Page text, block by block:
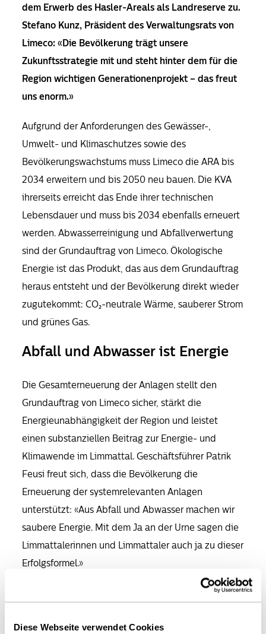
Diese Webseite verwendet Cookies
dem Erwerb des Hasler-Areals als Landreserve zu.
Stefano Kunz, Präsident des Verwaltungsrats von
Limeco: «Die Bevölkerung trägt unsere
Zukunftsstrategie mit und steht hinter dem für die
Region wichtigen Generationenprojekt – das freut
uns enorm.»
Aufgrund der Anforderungen des Gewässer-,
Umwelt- und Klimaschutzes sowie des
Bevölkerungswachstums muss Limeco die ARA bis
2034 erweitern und bis 2050 neu bauen. Die KVA
ihrerseits erreicht das Ende ihrer technischen
Lebensdauer und muss bis 2034 ebenfalls erneuert
werden. Abwasserreinigung und Abfallverwertung
sind der Grundauftrag von Limeco. Ökologische
Energie ist das Produkt, das aus dem Grundauftrag
heraus entsteht und der Bevölkerung direkt wieder
zugutekommt: CO₂-neutrale Wärme, sauberer Strom
und grünes Gas.
Abfall und Abwasser ist Energie
Die Gesamterneuerung der Anlagen stellt den
Grundauftrag von Limeco sicher, stärkt die
Energieunabhängigkeit der Region und leistet
einen substanziellen Beitrag zur Energie- und
Klimawende im Limmattal. Geschäftsführer Patrik
Feusi freut sich, dass die Bevölkerung die
Erneuerung der systemrelevanten Anlagen
unterstützt: «Aus Abfall und Abwasser machen wir
saubere Energie. Mit dem Ja an der Urne sagen die
Limmattalerinnen und Limmattaler auch ja zu dieser
Erfolgsformel.»
Konkret initiiert Limeco nun die erste